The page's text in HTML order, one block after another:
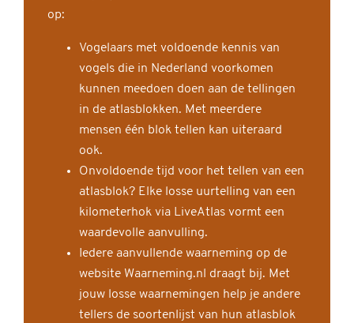
op:
Vogelaars met voldoende kennis van
vogels die in Nederland voorkomen
kunnen meedoen doen aan de tellingen
in de atlasblokken. Met meerdere
mensen één blok tellen kan uiteraard
ook.
Onvoldoende tijd voor het tellen van een
atlasblok? Elke losse uurtelling van een
kilometerhok via LiveAtlas vormt een
waardevolle aanvulling.
Iedere aanvullende waarneming op de
website Waarneming.nl draagt bij. Met
jouw losse waarnemingen help je andere
tellers de soortenlijst van hun atlasblok